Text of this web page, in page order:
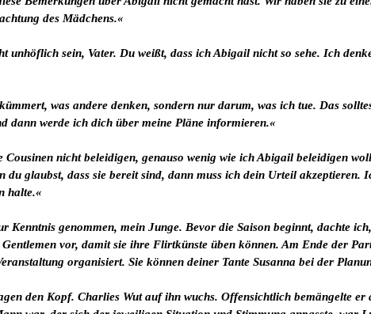
des Mädchens.«
unhöflich sein, Vater. Du weißt, dass ich Abigail nicht so sehe. Ich
was andere denken, sondern nur darum, was ich tue. Das
dann werde ich dich über meine Pläne informieren.«
Cousinen nicht beleidigen, genauso wenig wie ich Abigail beleidigen
du glaubst, dass sie bereit sind, dann muss ich dein Urteil akzeptieren.
halte.«
Kenntnis genommen, mein Junge. Bevor die Saison beginnt, dachte
vor, damit sie ihre Flirtkünste üben können. Am Ende der
organisiert. Sie können deiner Tante Susanna bei der
den Kopf. Charlies Wut auf ihn wuchs. Offensichtlich bemängelte